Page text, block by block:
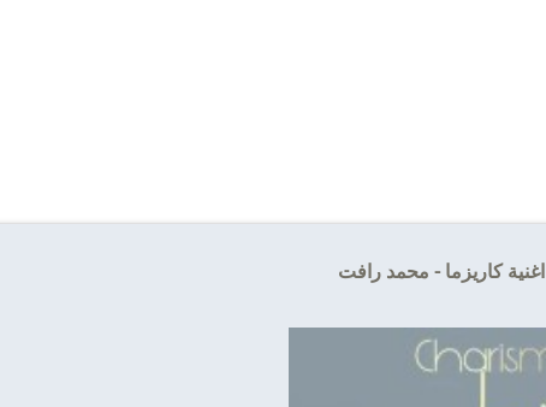
كاريزما - محمد رافت